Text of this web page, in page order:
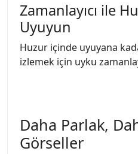
Zamanlayıcı ile
Uyuyun
Huzur içinde uyuyana
izlemek için uyku
Daha Parlak,
Görseller